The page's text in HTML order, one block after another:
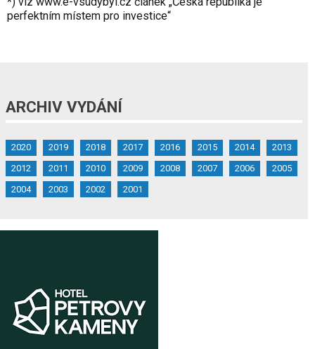
perfektním místem pro investice“
ARCHIV VYDÁNÍ
2020 2019 2018 2017 2016 2015 2014
2013
2012
2011 2010 2009 2008 2007 2006
2005
2004
2003 2002 2001